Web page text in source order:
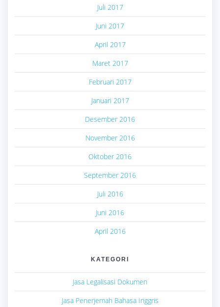
Juli 2017
Juni 2017
April 2017
Maret 2017
Februari 2017
Januari 2017
Desember 2016
November 2016
Oktober 2016
September 2016
Juli 2016
Juni 2016
April 2016
KATEGORI
Jasa Legalisasi Dokumen
Jasa Penerjemah Bahasa Inggris